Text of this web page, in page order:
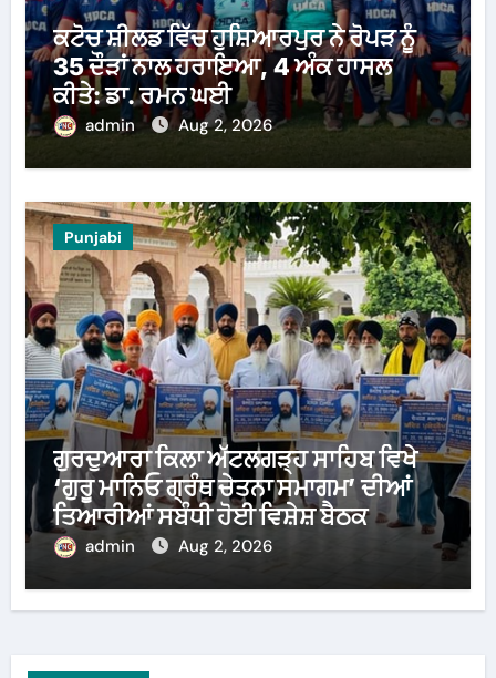
ਕਟੋਚ ਸ਼ੀਲਡ ਵਿੱਚ ਹੁਸ਼ਿਆਰਪੁਰ ਨੇ ਰੋਪੜ ਨੂੰ
35 ਦੌੜਾਂ ਨਾਲ ਹਰਾਇਆ, 4 ਅੰਕ ਹਾਸਲ
ਕੀਤੇ: ਡਾ. ਰਮਨ ਘਈ
admin Aug 2, 2026
Punjabi
ਗੁਰਦੁਆਰਾ ਕਿਲਾ ਅੱਟਲਗੜ੍ਹ ਸਾਹਿਬ ਵਿਖੇ
‘ਗੁਰੂ ਮਾਨਿਓ ਗ੍ਰੰਥ ਚੇਤਨਾ ਸਮਾਗਮ’ ਦੀਆਂ
ਤਿਆਰੀਆਂ ਸਬੰਧੀ ਹੋਈ ਵਿਸ਼ੇਸ਼ ਬੈਠਕ
admin Aug 2, 2026